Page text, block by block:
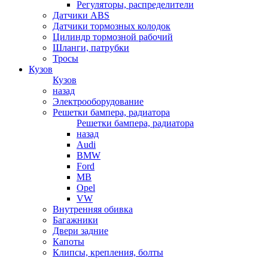
Регуляторы, распределители
Датчики ABS
Датчики тормозных колодок
Цилиндр тормозной рабочий
Шланги, патрубки
Тросы
Кузов
Кузов
назад
Электрооборудование
Решетки бампера, радиатора
Решетки бампера, радиатора
назад
Audi
BMW
Ford
MB
Opel
VW
Внутренняя обивка
Багажники
Двери задние
Капоты
Клипсы, крепления, болты